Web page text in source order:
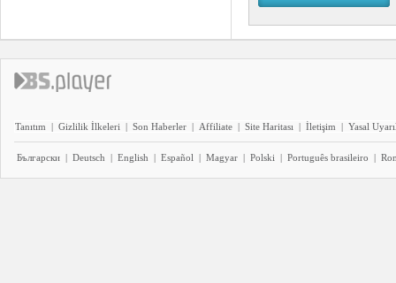
Tanıtım | Gizlilik İlkeleri | Son Haberler | Affiliate | Site Haritası | İletişim | Yasal
Български | Deutsch | English | Español | Magyar | Polski | Português brasileiro |